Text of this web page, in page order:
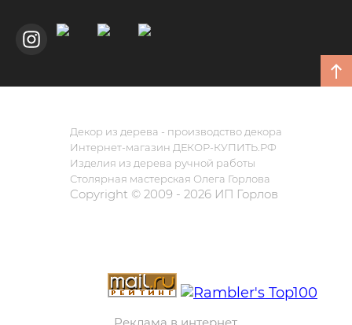
Декор из дерева - производство декора
Интернет-магазин ДЕКОР-КУПИТЬ.РФ
Изделия из дерева ручной работы
Столярная мастерская Олега Горлова
Copyright © 2009 - 2026 ИП Горлов